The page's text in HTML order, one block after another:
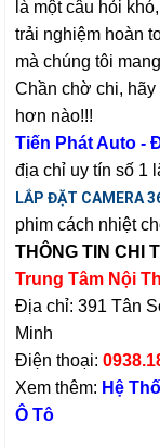
là một câu hỏi
trải nghiệm hoàn
mà chúng tôi
Chần chờ chi, hãy
hơn nào!!!
Tiến Phát Auto -
địa chỉ uy tín số 1
LẮP ĐẶT CAMERA
phim cách nhiệt
THÔNG TIN CHI
Trung Tâm Nội
Địa chỉ: 391 Tân
Minh
Điện thoại:
Xem thêm: Hệ
Ô Tô